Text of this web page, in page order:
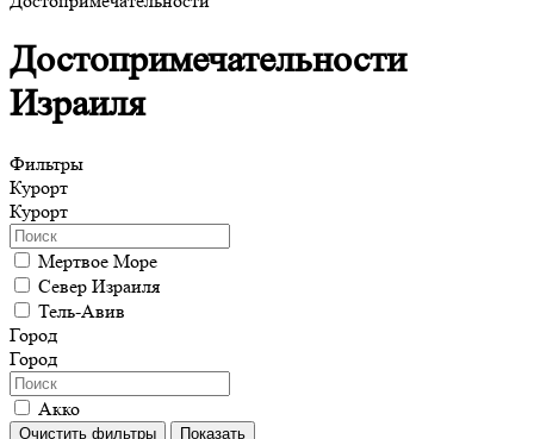
Достопримечательности
Израиля
Фильтры
Курорт
Курорт
Мертвое Море
Север Израиля
Тель-Авив
Город
Город
Акко